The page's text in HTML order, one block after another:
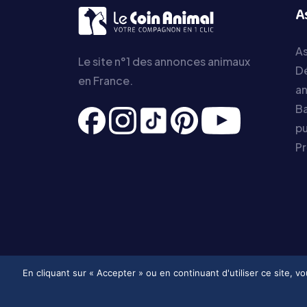
Le site n°1 des annonces animaux
en France.
En cliquant sur « Accepter » ou en continuant d'utiliser ce site,